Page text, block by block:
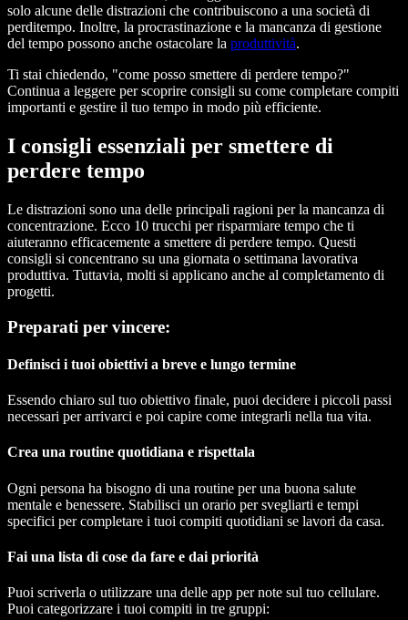
solo alcune delle distrazioni che contribuiscono a una società di
perditempo. Inoltre, la procrastinazione e la mancanza di gestione
del tempo possono anche ostacolare la produttività.
Ti stai chiedendo, "come posso smettere di perdere tempo?"
Continua a leggere per scoprire consigli su come completare compiti
importanti e gestire il tuo tempo in modo più efficiente.
I consigli essenziali per smettere di
perdere tempo
Le distrazioni sono una delle principali ragioni per la mancanza di
concentrazione. Ecco 10 trucchi per risparmiare tempo che ti
aiuteranno efficacemente a smettere di perdere tempo. Questi
consigli si concentrano su una giornata o settimana lavorativa
produttiva. Tuttavia, molti si applicano anche al completamento di
progetti.
Preparati per vincere:
Definisci i tuoi obiettivi a breve e lungo termine
Essendo chiaro sul tuo obiettivo finale, puoi decidere i piccoli passi
necessari per arrivarci e poi capire come integrarli nella tua vita.
Crea una routine quotidiana e rispettala
Ogni persona ha bisogno di una routine per una buona salute
mentale e benessere. Stabilisci un orario per svegliarti e tempi
specifici per completare i tuoi compiti quotidiani se lavori da casa.
Fai una lista di cose da fare e dai priorità
Puoi scriverla o utilizzare una delle app per note sul tuo cellulare.
Puoi categorizzare i tuoi compiti in tre gruppi: